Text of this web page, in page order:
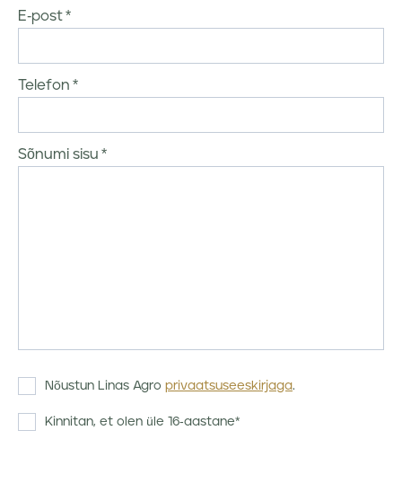
E-post
Telefon
Sõnumi sisu
Nõustun Linas Agro privaatsuseeskirjaga.
Kinnitan, et olen üle 16-aastane*